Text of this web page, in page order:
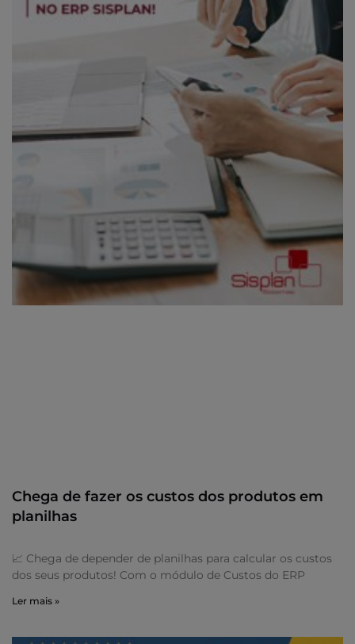
Chega de fazer os custos dos produtos em
planilhas
📈 Chega de depender de planilhas para calcular os custos
dos seus produtos! Com o módulo de Custos do ERP
Ler mais »